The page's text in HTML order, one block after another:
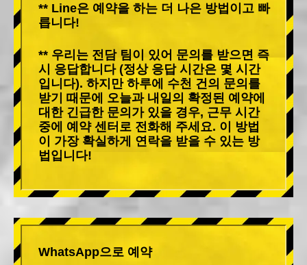
** Line은 예약을 하는 더 나은 방법이고 빠
릅니다!
** 우리는 전담 팀이 있어 문의를 받으면 즉
시 응답합니다 (정상 응답 시간은 몇 시간
입니다). 하지만 하루에 수천 건의 문의를
받기 때문에 오늘과 내일의 확정된 예약에
대한 긴급한 문의가 있을 경우, 근무 시간
중에 예약 센터로 전화해 주세요. 이 방법
이 가장 확실하게 연락을 받을 수 있는 방
법입니다!
WhatsApp으로 예약